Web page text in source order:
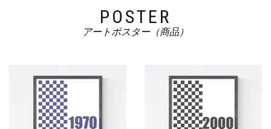
POSTER
アートポスター（商品）